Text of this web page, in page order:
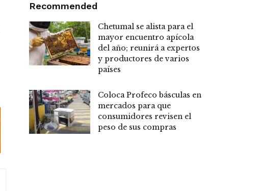
Recommended
Chetumal se alista para el
mayor encuentro apícola
del año; reunirá a expertos
y productores de varios
países
Coloca Profeco básculas en
mercados para que
consumidores revisen el
peso de sus compras